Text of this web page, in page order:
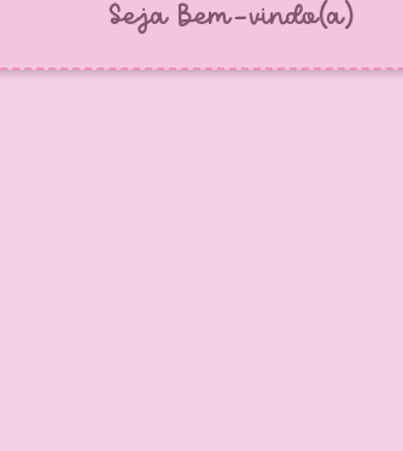
Seja Bem-vindo(a)